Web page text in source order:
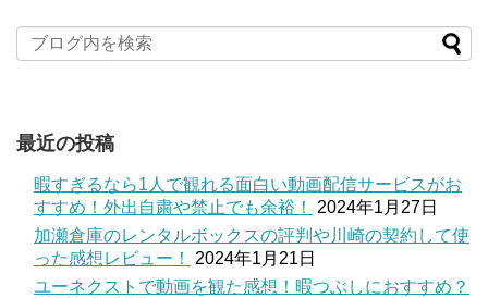
最近の投稿
暇すぎるなら1人で観れる面白い動画配信サービスがお
すすめ！外出自粛や禁止でも余裕！
2024年1月27日
加瀬倉庫のレンタルボックスの評判や川崎の契約して使
った感想レビュー！
2024年1月21日
ユーネクストで動画を観た感想！暇つぶしにおすすめ？